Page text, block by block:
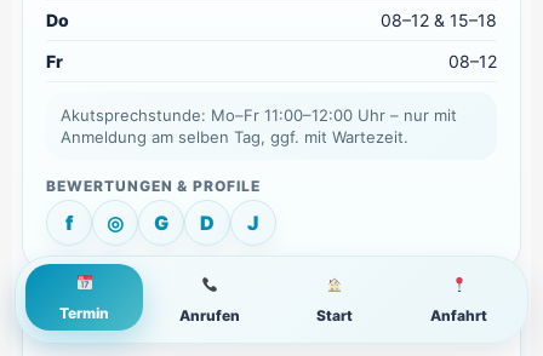
Termin Anrufen Start Anfahrt
Do
08–12 & 15–18
Fr
08–12
Akutsprechstunde: Mo–Fr 11:00–12:00 Uhr – nur mit
Anmeldung am selben Tag, ggf. mit Wartezeit.
f ◎ G D J
WICHTIGE SEITEN